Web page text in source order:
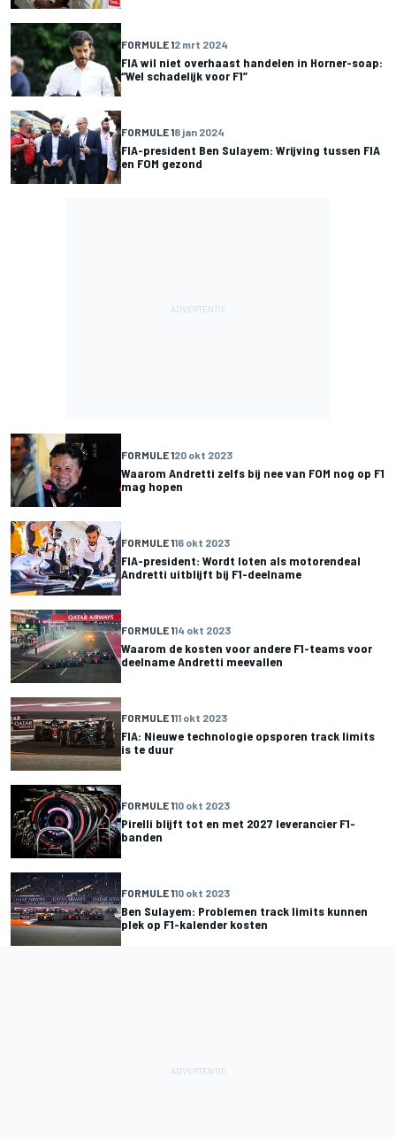
FORMULE 12 mrt 2024
FIA wil niet overhaast handelen in Horner-soap:
“Wel schadelijk voor F1”
FORMULE 18 jan 2024
FIA-president Ben Sulayem: Wrijving tussen FIA
en FOM gezond
FORMULE 120 okt 2023
Waarom Andretti zelfs bij nee van FOM nog op F1
mag hopen
FORMULE 116 okt 2023
FIA-president: Wordt loten als motorendeal
Andretti uitblijft bij F1-deelname
FORMULE 114 okt 2023
Waarom de kosten voor andere F1-teams voor
deelname Andretti meevallen
FORMULE 111 okt 2023
FIA: Nieuwe technologie opsporen track limits
is te duur
FORMULE 110 okt 2023
Pirelli blijft tot en met 2027 leverancier F1-
banden
FORMULE 110 okt 2023
Ben Sulayem: Problemen track limits kunnen
plek op F1-kalender kosten